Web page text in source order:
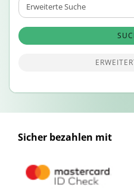
Suche
Sicher bezahlen mit